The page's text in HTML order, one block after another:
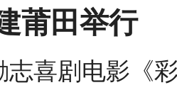
莆田举行
志喜剧电影《